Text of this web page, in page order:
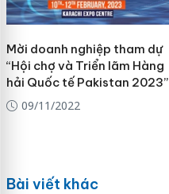
Mời doanh nghiệp tham dự
“Hội chợ và Triển lãm Hàng
hải Quốc tế Pakistan 2023”
09/11/2022
Bài viết khác